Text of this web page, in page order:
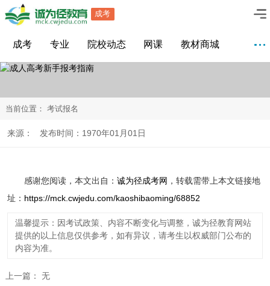
成考
成考 专业 院校动态 网课 教材商城
当前位置： 考试报名
来源： 发布时间：1970年01月01日
感谢您阅读，本文出自： 诚为径成考网 ，转载需带上本文链接地
址： https://mck.cwjedu.com/kaoshibaoming/68852
温馨提示：因考试政策、内容不断变化与调整，诚为径教育网站
提供的以上信息仅供参考，如有异议，请考生以权威部门公布的
内容为准。
上一篇： 无